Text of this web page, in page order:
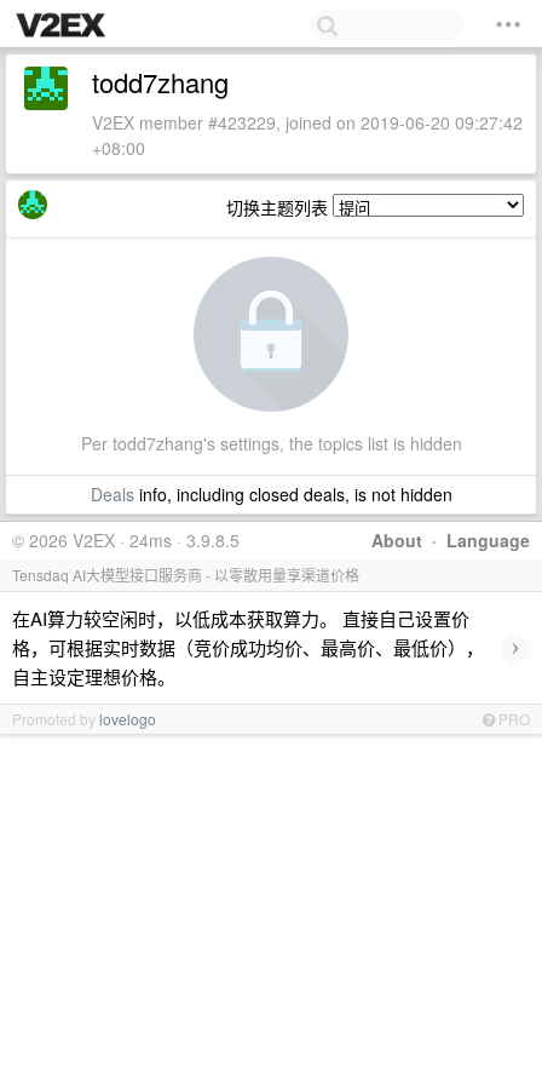
todd7zhang
V2EX member #423229, joined on 2019-06-20 09:27:42
+08:00
切换主题列表
Per todd7zhang's settings, the topics list is hidden
Dealsinfo, including closed deals, is not hidden
About · Language
© 2026 V2EX · 24ms · 3.9.8.5
Tensdaq AI大模型接口服务商 - 以零散用量享渠道价格
在AI算力较空闲时，以低成本获取算力。 直接自己设置价
格，可根据实时数据（竞价成功均价、最高价、最低价），
自主设定理想价格。
›
Promoted bylovelogo PRO